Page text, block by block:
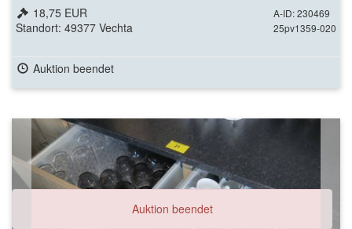
A-ID: 230469
25pv1359-020
18,75 EUR
Standort: 49377 Vechta
Auktion beendet
Auktion beendet